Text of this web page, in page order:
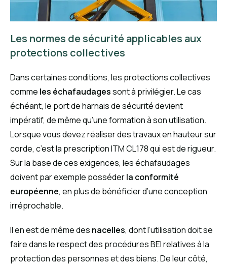
Les normes de sécurité applicables aux
protections collectives
Dans certaines conditions, les protections collectives
comme les échafaudagessont à privilégier. Le cas
échéant, le port de harnais de sécurité devient
impératif, de même qu’une formation à son utilisation.
Lorsque vous devez réaliser des travaux en hauteur sur
corde, c’est la prescription ITM CL178 qui est de rigueur.
Sur la base de ces exigences, les échafaudages
doivent par exemple posséderla conformité
européenne, en plus de bénéficier d’une conception
irréprochable.
Il en est de même des nacelles, dont l’utilisation doit se
faire dans le respect des procédures BEI relatives à la
protection des personnes et des biens. De leur côté,